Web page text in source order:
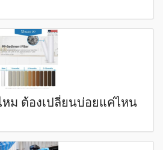
ม ต้องเปลี่ยนบ่อยแค่ไหน